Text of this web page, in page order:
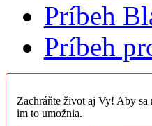
Príbeh
Príbeh